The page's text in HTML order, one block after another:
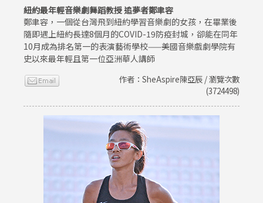
紐約最年輕音樂劇舞蹈教授 追夢者鄭聿容
鄭聿容，一個從台灣飛到紐約學習音樂劇的女孩，在畢業後
隨即遇上紐約長達8個月的COVID-19防疫封城，卻能在同年
10月成為排名第一的表演藝術學校——美國音樂戲劇學院有
史以來最年輕且第一位亞洲華人講師
作者：SheAspire陳亞辰 / 瀏覽次數
(3724498)